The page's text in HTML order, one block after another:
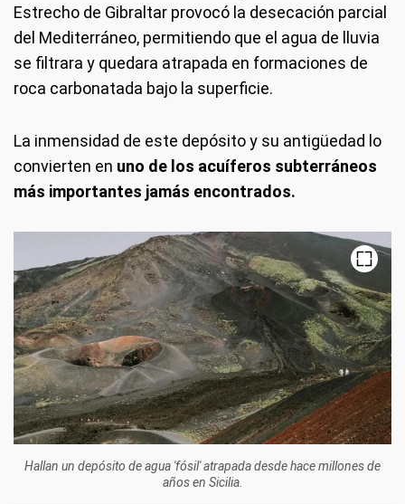
Estrecho de Gibraltar provocó la desecación parcial
del Mediterráneo, permitiendo que el agua de lluvia
se filtrara y quedara atrapada en formaciones de
roca carbonatada bajo la superficie.
La inmensidad de este depósito y su antigüedad lo
convierten en uno de los acuíferos subterráneos
más importantes jamás encontrados.
Hallan un depósito de agua 'fósil' atrapada desde hace millones de
años en Sicilia.